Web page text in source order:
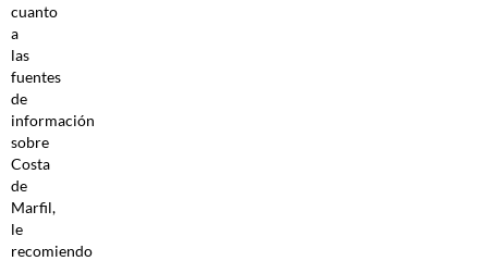
cuanto
a
las
fuentes
de
información
sobre
Costa
de
Marfil,
le
recomiendo